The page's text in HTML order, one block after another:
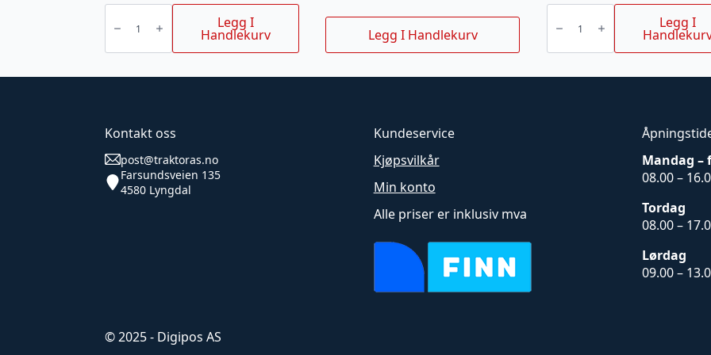
SPACER
Legg I
Handlekurv Legg I Handlekurv
HUSQVARNA
1,3A
315
315X
Legg I
Kontakt oss
post@traktoras.no
Farsundsveien 135
4580 Lyngdal
Kundeservice
Kjøpsvilkår
Min konto
Alle priser er inklusiv mva
Mandag –
08.00 –
Tordag
08.00 –
Lørdag
09.00 –
© 2025 - Digipos AS